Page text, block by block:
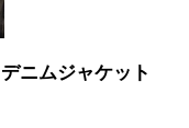
ニムジャケット